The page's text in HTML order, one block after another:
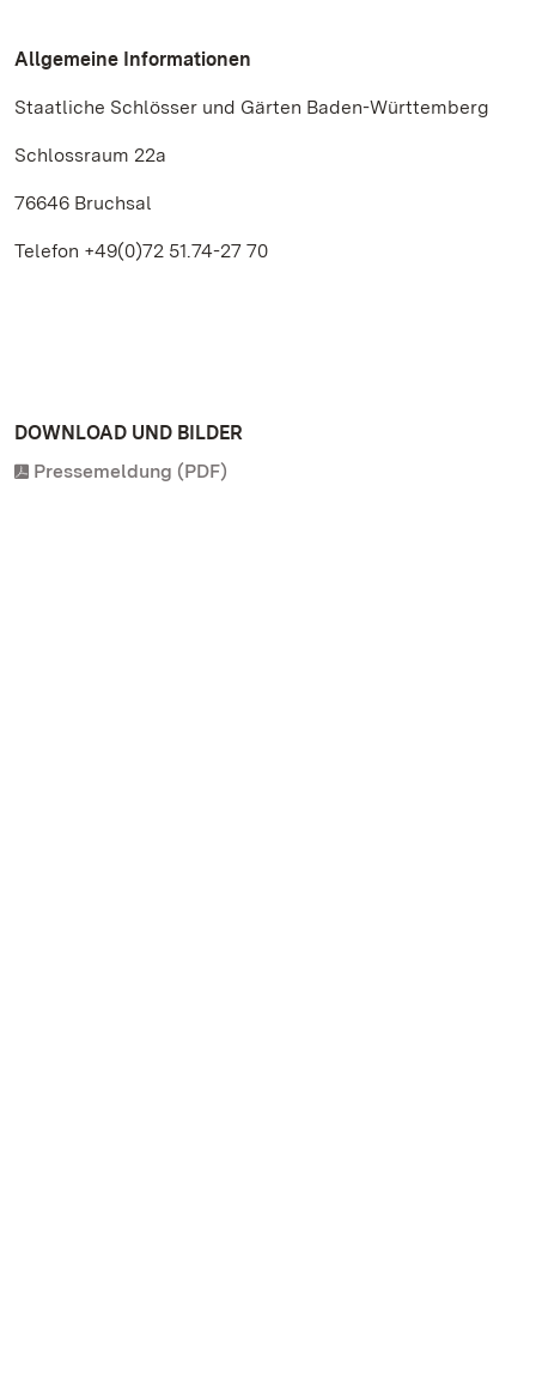
Allgemeine Informationen
Staatliche Schlösser und Gärten Baden-Württemberg
Schlossraum 22a
76646 Bruchsal
Telefon +49(0)72 51.74-27 70
DOWNLOAD UND BILDER
Pressemeldung (PDF)